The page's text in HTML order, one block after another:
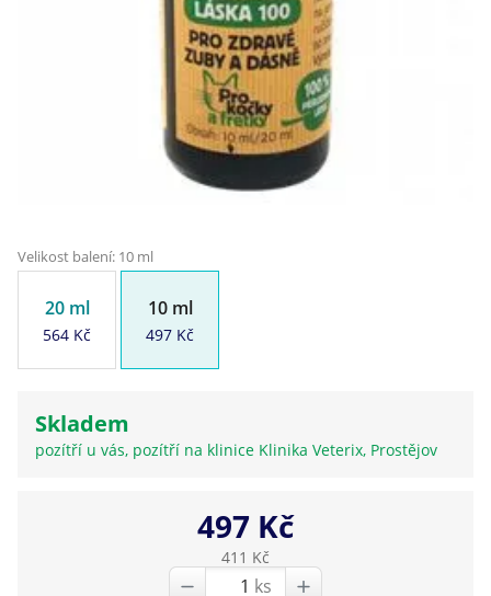
Velikost balení: 10 ml
20 ml
564 Kč
10 ml
497 Kč
Skladem
pozítří u vás, pozítří na klinice Klinika Veterix, Prostějov
497 Kč
411 Kč
ks